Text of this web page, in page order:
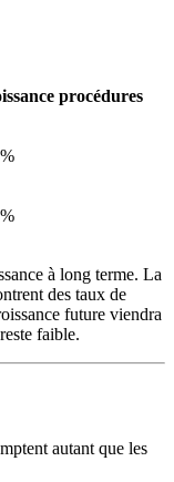
procédures
à long terme. La
des taux de
future viendra
faible.
autant que les